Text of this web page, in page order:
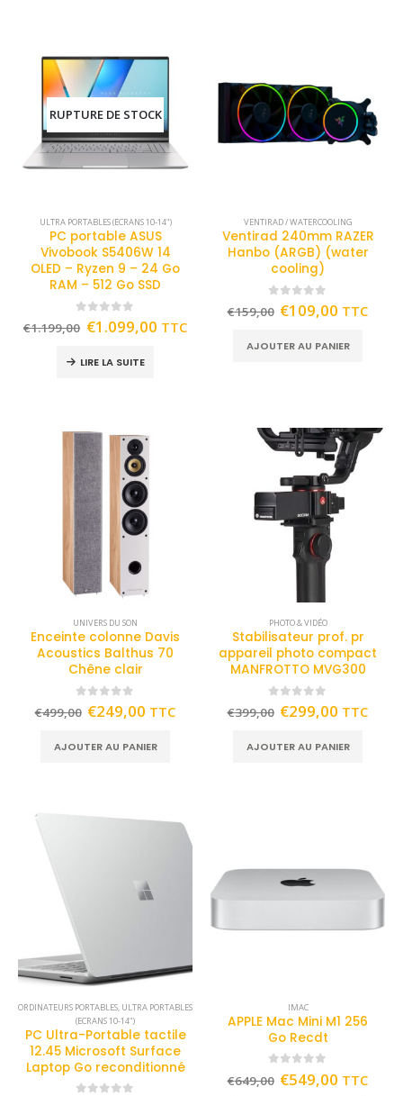
RUPTURE DE STOCK
ULTRA PORTABLES (ECRANS 10-14")
PC portable ASUS
Vivobook S5406W 14
OLED – Ryzen 9 – 24 Go
RAM – 512 Go SSD
out of 5
€1.199,00 €1.099,00 TTC
LIRE LA SUITE
VENTIRAD / WATERCOOLING
Ventirad 240mm RAZER
Hanbo (ARGB) (water
cooling)
out of 5
€159,00 €109,00 TTC
AJOUTER AU PANIER
UNIVERS DU SON
Enceinte colonne Davis
Acoustics Balthus 70
Chêne clair
out of 5
€499,00 €249,00 TTC
AJOUTER AU PANIER
PHOTO & VIDÉO
Stabilisateur prof. pr
appareil photo compact
MANFROTTO MVG300
out of 5
€399,00 €299,00 TTC
AJOUTER AU PANIER
ORDINATEURS PORTABLES, ULTRA PORTABLES
(ECRANS 10-14")
PC Ultra-Portable tactile
12.45 Microsoft Surface
Laptop Go reconditionné
IMAC
APPLE Mac Mini M1 256
Go Recdt
out of 5
€649,00 €549,00 TTC